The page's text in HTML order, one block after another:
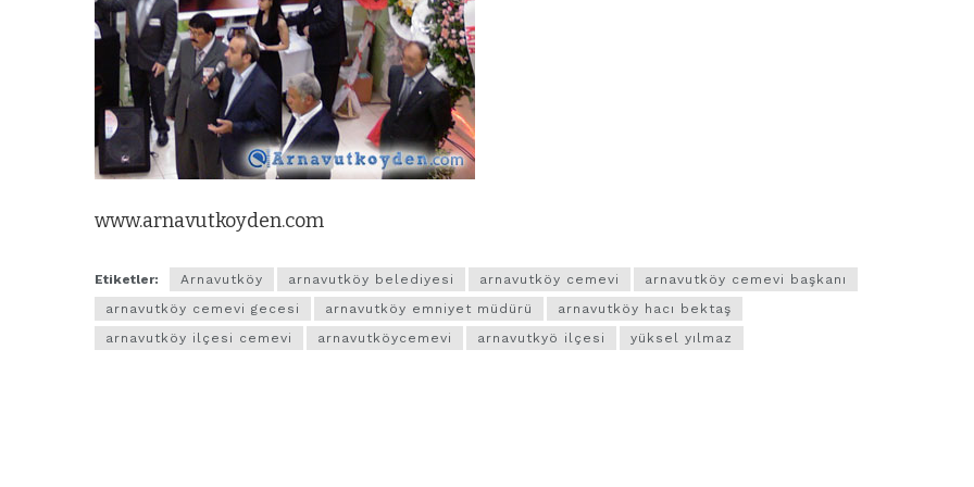
www.arnavutkoyden.com
Etiketler: Arnavutköy arnavutköy belediyesi arnavutköy cemevi
arnavutköy cemevi başkanı
arnavutköy cemevi gecesi
arnavutköy emniyet müdürü
arnavutköy hacı bektaş
arnavutköy ilçesi cemevi
arnavutköycemevi arnavutkyö ilçesi yüksel yılmaz